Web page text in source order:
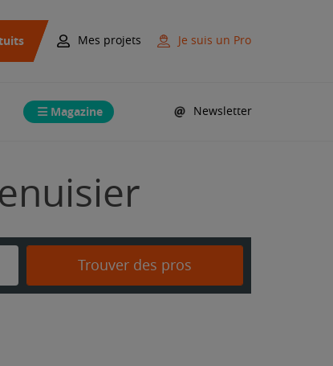
Mes projets Je suis un Pro
Magazine Newsletter
Trouver des pros